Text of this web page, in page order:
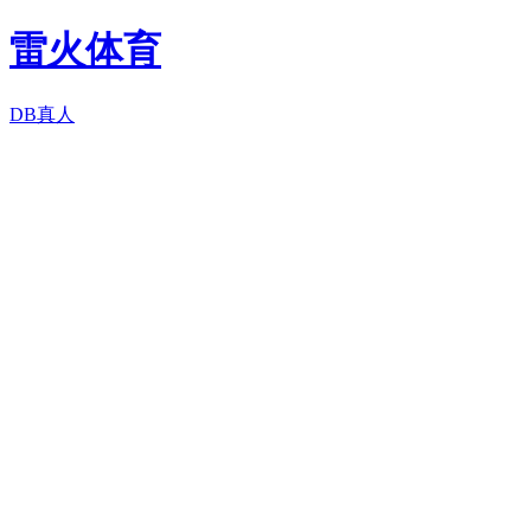
雷火体育
DB真人